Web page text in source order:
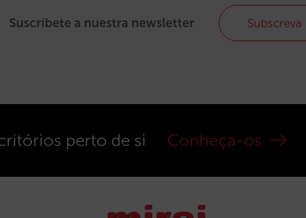
Suscríbete a nuestra newsletter Subscreva
perto de si Conheça-os